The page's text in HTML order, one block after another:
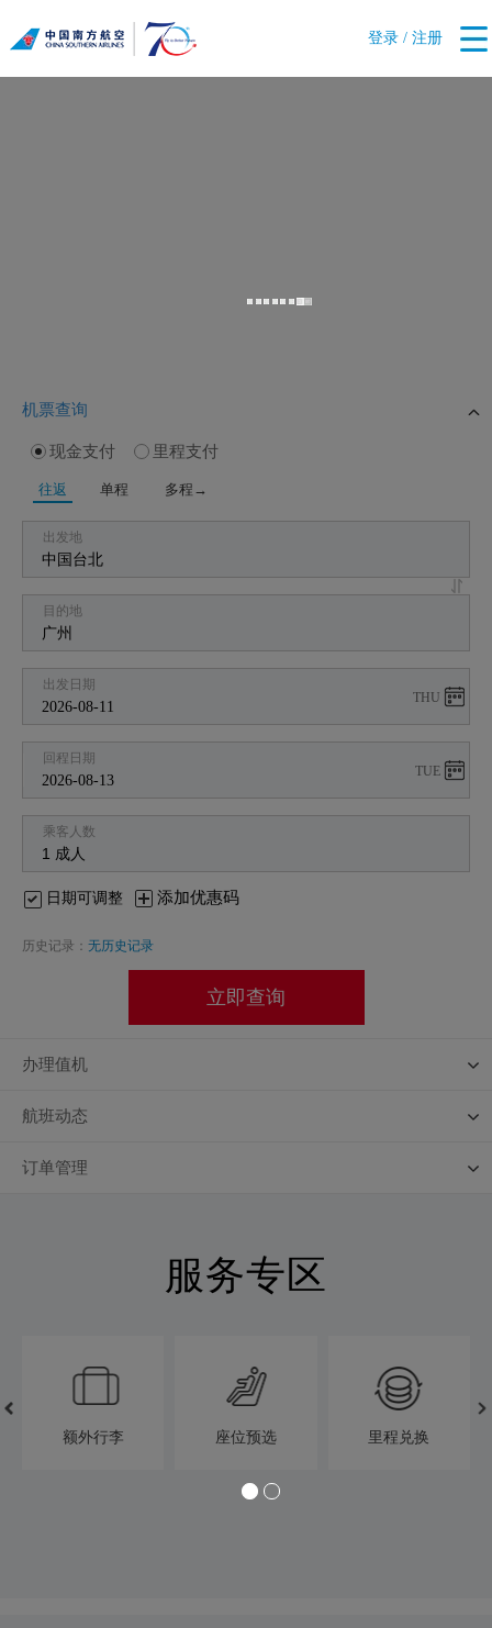
登录 / 注册
机票查询
现金支付 里程支付
往返 单程 多程→
出发地
目的地
出发日期
THU
回程日期
TUE
乘客人数
日期可调整 添加优惠码
历史记录： 无历史记录
立即查询
办理值机
航班动态
订单管理
服务专区
额外行李 座位预选 里程兑换